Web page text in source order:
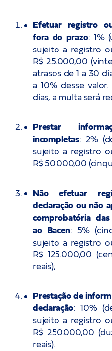
Efetuar registro
fora do prazo: 1%
sujeito a registro
R$ 25.000,00
atrasos de 1 a 30
a 10% desse
dias, a multa será
Prestar
incompletas: 2%
sujeito a registro
R$ 50.000,00
Não efetuar
declaração ou não
comprobatória
ao Bacen: 5%
sujeito a registro
R$ 125.000,00
reais);
Prestação de
declaração: 10%
sujeito a registro
R$ 250.000,00
reais).